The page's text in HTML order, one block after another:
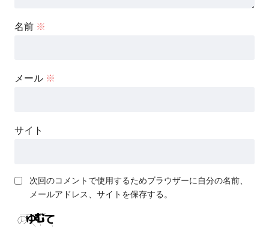
名前 ※
メール ※
サイト
次回のコメントで使用するためブラウザーに自分の名前、
メールアドレス、サイトを保存する。